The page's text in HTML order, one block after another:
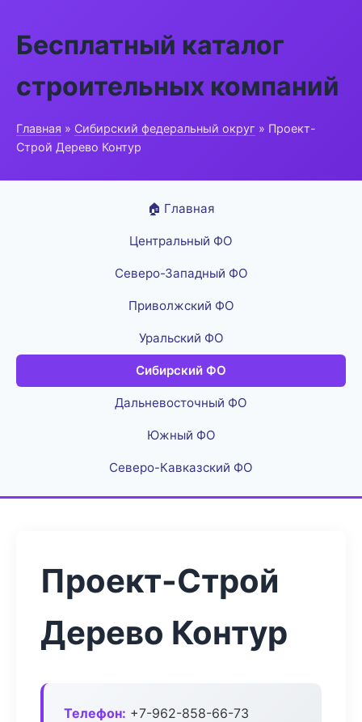
Бесплатный каталог
строительных компаний
Главная » Сибирский федеральный округ » Проект-
Строй Дерево Контур
🏠 Главная
Центральный ФО
Северо-Западный ФО
Приволжский ФО
Уральский ФО
Сибирский ФО
Дальневосточный ФО
Южный ФО
Северо-Кавказский ФО
Проект-Строй
Дерево Контур
Телефон: +7-962-858-66-73